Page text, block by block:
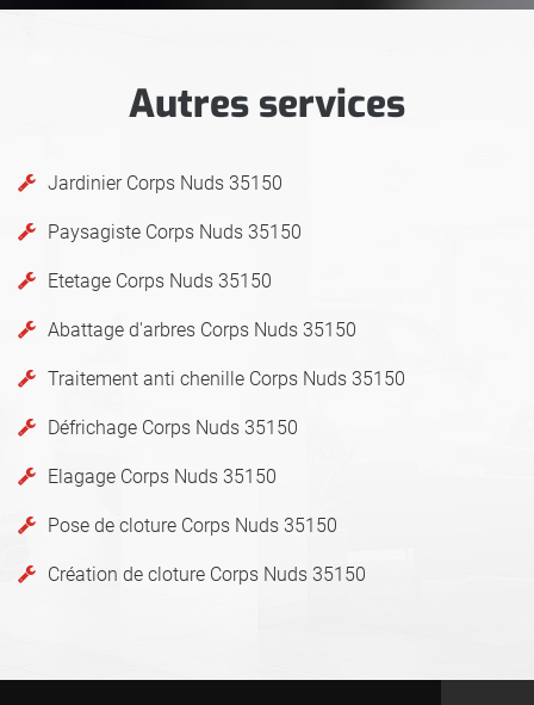
Autres services
Jardinier Corps Nuds 35150
Paysagiste Corps Nuds 35150
Etetage Corps Nuds 35150
Abattage d'arbres Corps Nuds 35150
Traitement anti chenille Corps Nuds 35150
Défrichage Corps Nuds 35150
Elagage Corps Nuds 35150
Pose de cloture Corps Nuds 35150
Création de cloture Corps Nuds 35150